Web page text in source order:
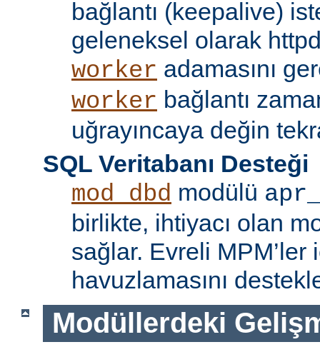
bağlantı (keepalive)
geleneksel olarak
worker adamasını
worker bağlantı
uğrayıncaya değin
SQL Veritabanı Desteği
mod_dbd modülü
birlikte, ihtiyacı olan
sağlar. Evreli MPM’ler
havuzlamasını
Modüllerdeki